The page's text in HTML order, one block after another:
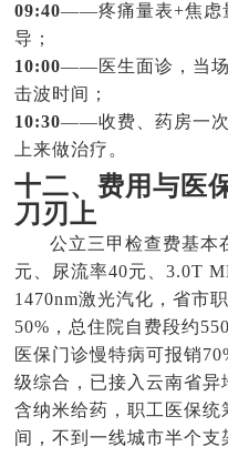
09:40——疼痛量表+焦虑
导；
10:00——医生面诊，当场
击波时间；
10:30——收费、药房一次
上来做治疗。
十二、费用与医
刀刃上
公立三甲检查费基本
元、尿流率40元、3.0T
1470nm激光汽化，省市
50%，总住院自费段约
医保门诊慢特病可报销
级综合，已接入云南省
含纳米给药，职工医保
间，不到一线城市半个支